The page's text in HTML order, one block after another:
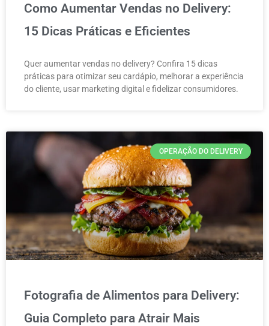
Como Aumentar Vendas no Delivery:
15 Dicas Práticas e Eficientes
Quer aumentar vendas no delivery? Confira 15 dicas
práticas para otimizar seu cardápio, melhorar a experiência
do cliente, usar marketing digital e fidelizar consumidores.
OPERAÇÃO DO DELIVERY
Fotografia de Alimentos para Delivery:
Guia Completo para Atrair Mais